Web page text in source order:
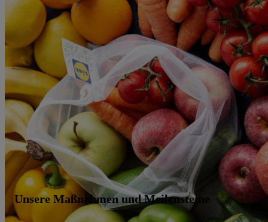
Unsere Maßnahmen und Meilensteine